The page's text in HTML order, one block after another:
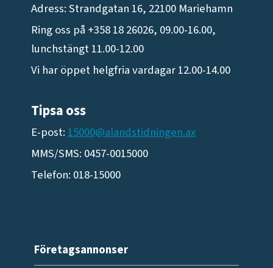
Adress: Strandgatan 16, 22100 Mariehamn
Ring oss på +358 18 26026, 09.00-16.00,
lunchstängt 11.00-12.00
Vi har öppet helgfria vardagar 12.00-14.00
Tipsa oss
E-post: 15000@alandstidningen.ax
MMS/SMS: 0457-0015000
Telefon: 018-15000
Företagsannonser